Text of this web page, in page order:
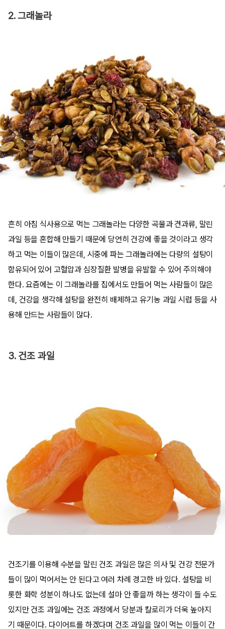
2. 그래놀라
흔히 아침 식사용으로 먹는 그래놀라는 다양한 곡물과 견과류, 말린
과일 등을 혼합해 만들기 때문에 당연히 건강에 좋을 것이라고 생각
하고 먹는 이들이 많은데, 시중에 파는 그래놀라에는 다량의 설탕이
함유되어 있어 고혈압과 심장질환 발병을 유발할 수 있어 주의해야
한다. 요즘에는 이 그래놀라를 집에서도 만들어 먹는 사람들이 많은
데, 건강을 생각해 설탕을 완전히 배제하고 유기농 과일 시럽 등을 사
용해 만드는 사람들이 많다.
3. 건조 과일
건조기를 이용해 수분을 말린 건조 과일은 많은 의사 및 건강 전문가
들이 많이 먹어서는 안 된다고 여러 차례 경고한 바 있다. 설탕을 비
롯한 화학 성분이 하나도 없는데 설마 안 좋을까 하는 생각이 들 수도
있지만 건조 과일에는 건조 과정에서 당분과 칼로리가 더욱 높아지
기 때문이다. 다이어트를 하겠다며 건조 과일을 많이 먹는 이들이 간